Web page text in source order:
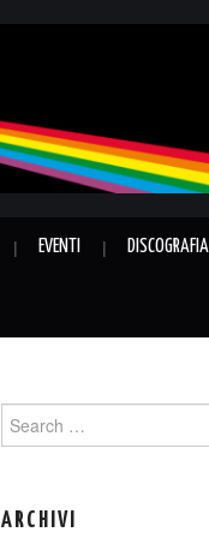
EVENTI DISCOGRAFIA
for:
ARCHIVI